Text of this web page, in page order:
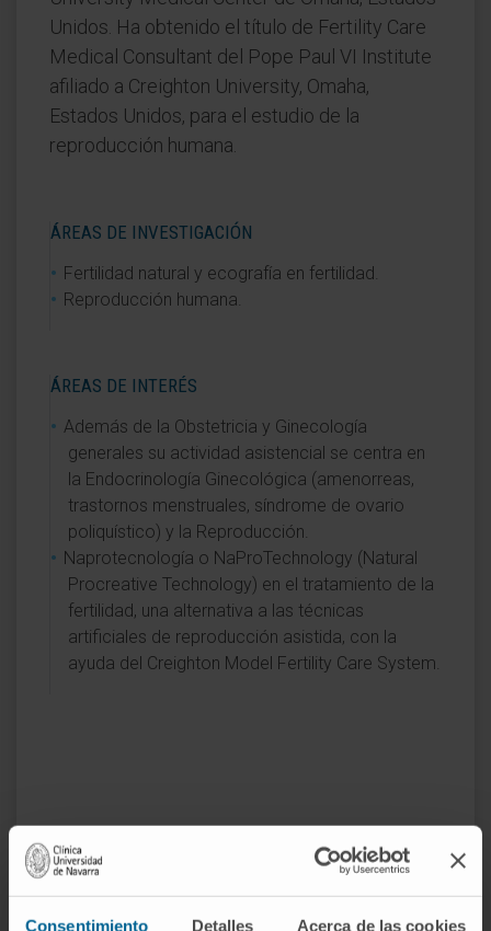
Consentimiento Detalles Acerca de las cookies
Unidos. Ha obtenido el título de Fertility Care
Medical Consultant del Pope Paul VI Institute
afiliado a Creighton University, Omaha,
Estados Unidos, para el estudio de la
reproducción humana.
ÁREAS DE INVESTIGACIÓN
Fertilidad natural y ecografía en fertilidad.
Reproducción humana.
ÁREAS DE INTERÉS
Además de la Obstetricia y Ginecología
generales su actividad asistencial se centra en
la Endocrinología Ginecológica (amenorreas,
trastornos menstruales, síndrome de ovario
poliquístico) y la Reproducción.
Naprotecnología o NaProTechnology (Natural
Procreative Technology) en el tratamiento de la
fertilidad, una alternativa a las técnicas
artificiales de reproducción asistida, con la
ayuda del Creighton Model Fertility Care System.
Actividad
En docencia
Es Profesor Contratado Doctor de la